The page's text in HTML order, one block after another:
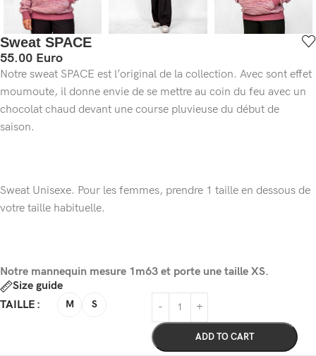
Sweat SPACE
55.00 Euro
Notre sweat SPACE est l’original de la collection. Avec sont effet
moumoute, il donne envie de se mettre au coin du feu avec un
chocolat chaud devant une course pluvieuse du début de
saison.
Sweat Unisexe. Pour les femmes, prendre 1 taille en dessous de
votre taille habituelle.
Notre mannequin mesure 1m63 et porte une taille XS.
Size guide
TAILLE
M S
ADD TO CART